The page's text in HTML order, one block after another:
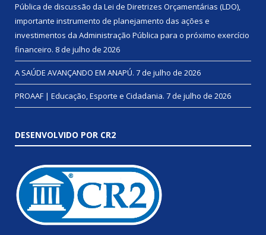
Pública de discussão da Lei de Diretrizes Orçamentárias (LDO),
importante instrumento de planejamento das ações e
investimentos da Administração Pública para o próximo exercício
financeiro. 8 de julho de 2026
A SAÚDE AVANÇANDO EM ANAPÚ. 7 de julho de 2026
PROAAF | Educação, Esporte e Cidadania. 7 de julho de 2026
DESENVOLVIDO POR CR2